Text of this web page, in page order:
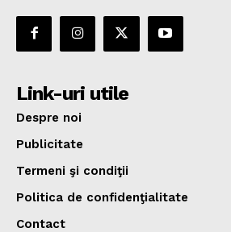
Link-uri utile
Despre noi
Publicitate
Termeni şi condiţii
Politica de confidenţialitate
Contact